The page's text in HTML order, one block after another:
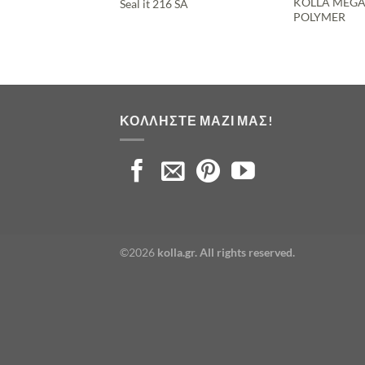
Seal it 216 SA
POLYMER
ΚΟΛΛΉΣΤΕ ΜΑΖΊ ΜΑΣ!
©2026 kolla.gr. All rights reserved.